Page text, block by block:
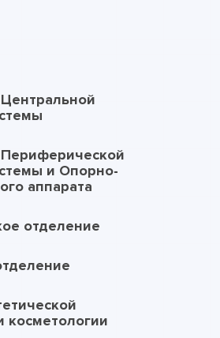
и Опорно-
аппарата
отделение